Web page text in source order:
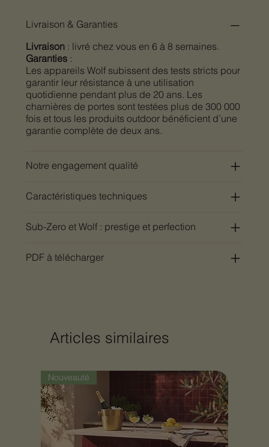
Livraison & Garanties
Livraison: livré chez vous en 6 à 8 semaines.
Garanties:
Les appareils Wolf subissent des tests stricts pour
garantir leur résistance à une utilisation
quotidienne pendant plus de 20 ans. Les
charnières de portes sont testées plus de 300 000
fois et tous les produits outdoor bénéficient d’une
garantie complète de deux ans.
Notre engagement qualité
Caractéristiques techniques
Sub-Zero et Wolf : prestige et perfection
PDF à télécharger
Articles similaires
Nouveauté